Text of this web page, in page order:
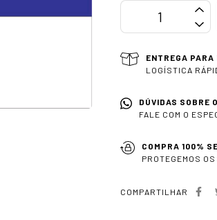
ENTREGA PARA
LOGÍSTICA
DÚVIDAS SOBRE
FALE COM O
COMPRA 100%
PROTEGEMOS
COMPARTILHAR